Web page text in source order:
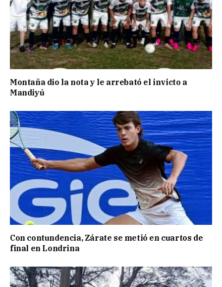
Montaña dio la nota y le arrebató el invicto a
Mandiyú
Con contundencia, Zárate se metió en cuartos de
final en Londrina